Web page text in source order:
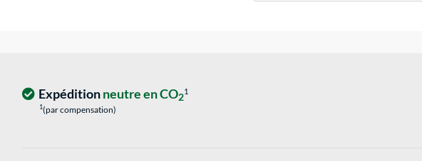
Expéditionneutre en CO21
1(par compensation)